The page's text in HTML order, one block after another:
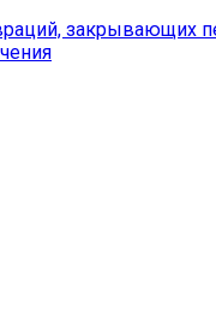
закрывающих